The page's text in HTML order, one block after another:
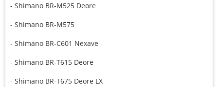
- Shimano BR-M525 Deore
- Shimano BR-M575
- Shimano BR-C601 Nexave
- Shimano BR-T615 Deore
- Shimano BR-T675 Deore LX